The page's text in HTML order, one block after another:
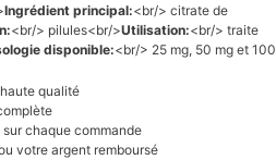
Ingrédient principal:<br/> citrate de
<br/> pilules<br/>Utilisation:<br/> traite
disponible:<br/> 25 mg, 50 mg et
qualité
chaque commande
votre argent remboursé